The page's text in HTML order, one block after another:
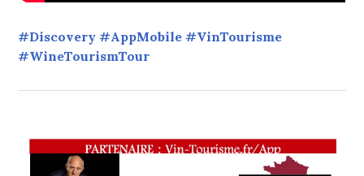
#Discovery #AppMobile #VinTourisme
#WineTourismTour